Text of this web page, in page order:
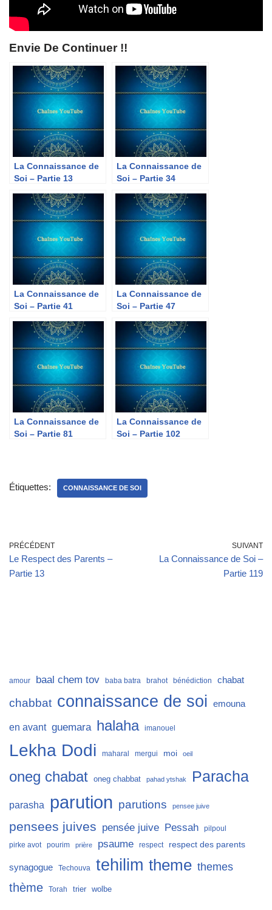
Envie De Continuer !!
La Connaissance de
Soi – Partie 13
La Connaissance de
Soi – Partie 34
La Connaissance de
Soi – Partie 41
La Connaissance de
Soi – Partie 47
La Connaissance de
Soi – Partie 81
La Connaissance de
Soi – Partie 102
Étiquettes: CONNAISSANCE DE SOI
PRÉCÉDENT
Le Respect des Parents –
Partie 13
SUIVANT
La Connaissance de Soi –
Partie 119
amour baal chem tov baba batra brahot bénédiction chabat
chabbat connaissance de soi emouna
en avant guemara halaha imanouel
Lekha Dodi maharal mergui moi oeil
oneg chabat oneg chabbat pahad ytshak Paracha
parasha parution parutions pensee juive
pensees juives pensée juive Pessah
pilpoul
pirke avot
pourim prière psaume respect respect des parents
synagogue Techouva tehilim theme themes
thème Torah trier wolbe